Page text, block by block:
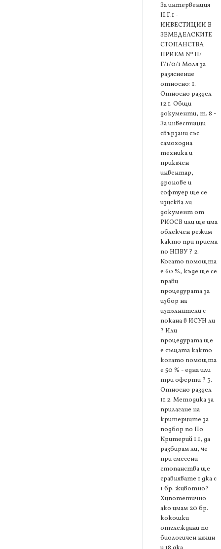
За интервенция
II.Г.1 -
ИНВЕСТИЦИИ В
ЗЕМЕДЕЛСКИТЕ
СТОПАНСТВА
ПРИЕМ № II/
Г/1/0/1 Моля за
разяснение
относно: 1.
Относно раздел
12.1. Общи
документи, т. 8 -
За инвестиции
свързани със
самоходна
техника и
прикачен
инвентар,
дронове и
софтуер ще се
изисква ли
документ от
РИОСВ или ще има
облекчен режим
както при приема
по НПВУ ? 2.
Когато помощта
е 60 %, къде ще се
прави
процедурата за
избор на
изпълнители с
покана в ИСУН ли
? Или
процедурата ще
е същата както
когато помощта
е 50 % - една или
три оферти ? 3.
Относно раздел
11.2. Методика за
прилагане на
критериите за
подбор по По
Критерий 1.1, да
разбирам ли, че
при смесени
стопанства ще
сравнявате 1 дка с
1 бр. животно?
Хипотетично
ако имам 20 бр.
кокошки
отглеждани по
биологичен начин